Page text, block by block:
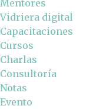
Mentores
Vidriera digital
Capacitaciones
Cursos
Charlas
Consultoría
Notas
Evento